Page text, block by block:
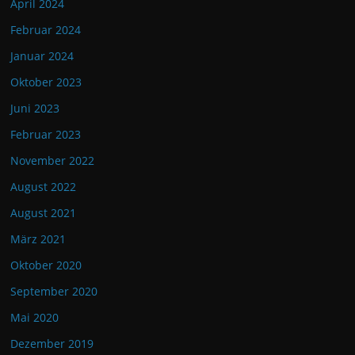
April 2024
Februar 2024
Januar 2024
Oktober 2023
Juni 2023
Februar 2023
November 2022
August 2022
August 2021
März 2021
Oktober 2020
September 2020
Mai 2020
Dezember 2019